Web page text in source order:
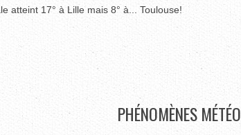
atteint 17° à Lille mais 8° à... Toulouse!
PHÉNOMÈNES MÉTÉO